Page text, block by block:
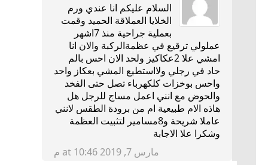
السلام عليكم انا عندي ورم
الخلايا العملاقة الحميد وقمت
بعملية جراحية منذ 7اشهر
عملولي ترقيع في عظمةالركبة والان انا
امشي علا 2عكاكيز ولحد الان احس بالم
حاد في رجلي ولااستطيع المشي بعكاز واحد
واحس بوخزات كلكهرباء تصل حتى الفخد
والحوض مع انني اعمل مساج للرجل هل
هاذه الام طبيعية ام من برودة الطقس لانني
عاملا شريحة و8مسامير لتثبيت العظمة
وشكرا علا الاجابة
مارس 7, 2019 at 10:46 م